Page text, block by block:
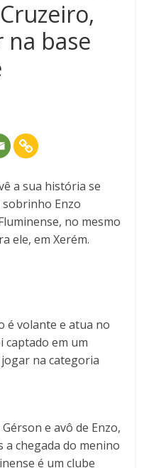
na base
a sua história se
Enzo
no mesmo
ele, em Xerém.
é volante e atua no
captado em um
na categoria
e avô de Enzo,
a chegada do menino
é um clube